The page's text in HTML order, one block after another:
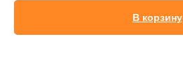
В корзину